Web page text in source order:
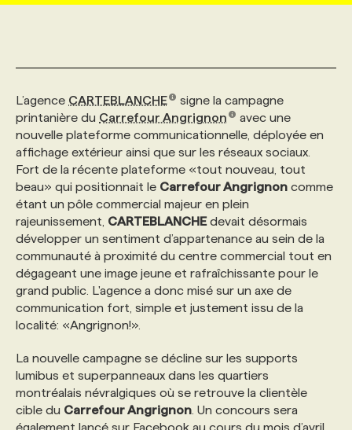
AFFAIRES DE L'INDUSTRIE
INITIATIVES NUMÉRIQUES
PRIX ET DISTINCTIONS
TENDANCES
WEB & MÉDIAS SOCIAUX
MARKETING DURABLE
GEO/SEO
ÉVÉNEMENTIEL
NOS AUTEUR‧RICES
INFOLETTRE PUBLICITÉ
ANNONCEZ AVEC NOUS
CONSULTER LA CVTHÈQUE
PROFIL ENTREPRISE
FAQ
ANNONCEZ AVEC NOUS
PROFIL CANDIDAT
ANNONCEZ AVEC NOUS
NOS FORMATIONS EN LIGNE
NOS PARCOURS DE FORMATIONS
FORMATIONS PERSONNALISÉES
NOS FORMATEUR‧RICES
POURQUOI CHOISIR NOS FORMATIONS
PROGRAMMES DE SUBVENTIONS
CHASSE DE TÊTE
SERVICE DE CHASSE DE TÊTE
NOS TARIFS
NOS EXPERTISES
FAQ
L’agence CARTEBLANCHE
signe la campagne
printanière du Carrefour Angrignon
avec une
nouvelle plateforme communicationnelle, déployée en
affichage extérieur ainsi que sur les réseaux sociaux.
Fort de la récente plateforme «tout nouveau, tout
beau» qui positionnait le Carrefour Angrignon comme
étant un pôle commercial majeur en plein
rajeunissement, CARTEBLANCHEdevait désormais
développer un sentiment d’appartenance au sein de la
communauté à proximité du centre commercial tout en
dégageant une image jeune et rafraîchissante pour le
grand public. L'agence a donc misé sur un axe de
communication fort, simple et justement issu de la
localité: «Angrignon!».
La nouvelle campagne se décline sur les supports
lumibus et superpanneaux dans les quartiers
montréalais névralgiques où se retrouve la clientèle
cible du Carrefour Angrignon . Un concours sera
également lancé sur Facebook au cours du mois d’avril